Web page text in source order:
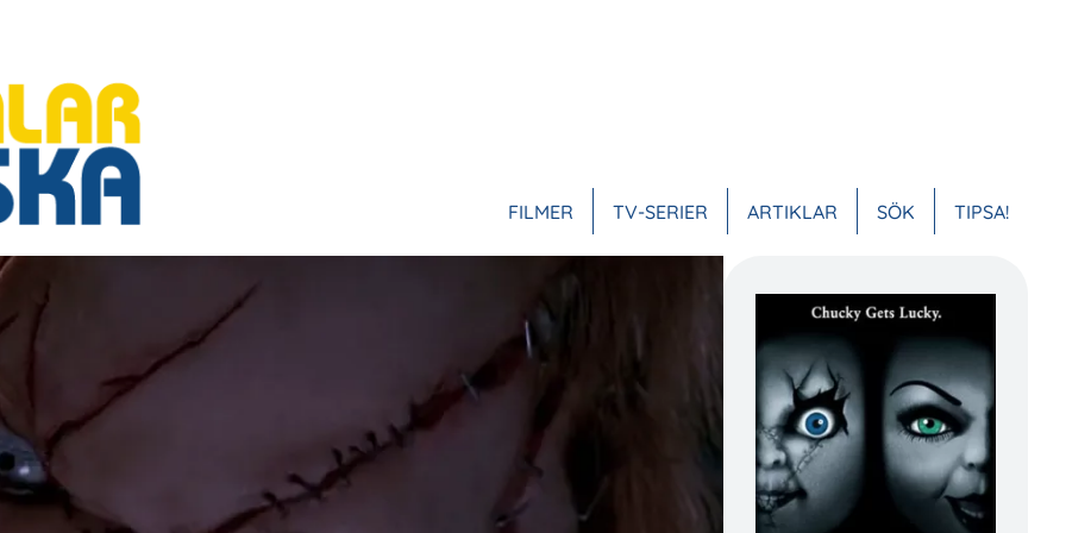
HUVUDMENY
FILMER TV-SERIER ARTIKLAR SÖK TIPSA!